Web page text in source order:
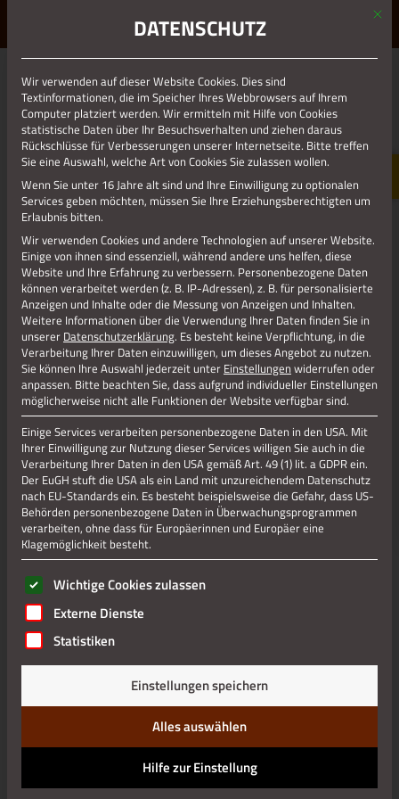
ERLEBE STOLBERG.ERLEBE DICH.
01.01.1970
RESIZE_313X152
Jetzt teilen
Jetzt teilen
Datenschutz
Impressum
Mit
DATENSCHUTZ
Wir verwenden auf dieser Website Cookies. Dies sind
Textinformationen, die im Speicher Ihres Webbrowsers auf Ihrem
Computer platziert werden. Wir ermitteln mit Hilfe von Cookies
statistische Daten über Ihr Besuchsverhalten und ziehen daraus
Rückschlüsse für Verbesserungen unserer Internetseite. Bitte treffen
Sie eine Auswahl, welche Art von Cookies Sie zulassen wollen.
Wenn Sie unter 16 Jahre alt sind und Ihre Einwilligung zu optionalen
Services geben möchten, müssen Sie Ihre Erziehungsberechtigten um
Erlaubnis bitten.
Wir verwenden Cookies und andere Technologien auf unserer Website.
Einige von ihnen sind essenziell, während andere uns helfen, diese
Website und Ihre Erfahrung zu verbessern. Personenbezogene Daten
können verarbeitet werden (z. B. IP-Adressen), z. B. für personalisierte
Anzeigen und Inhalte oder die Messung von Anzeigen und Inhalten.
Weitere Informationen über die Verwendung Ihrer Daten finden Sie in
unserer Datenschutzerklärung. Es besteht keine Verpflichtung, in die
Verarbeitung Ihrer Daten einzuwilligen, um dieses Angebot zu nutzen.
Sie können Ihre Auswahl jederzeit unter Einstellungen widerrufen oder
anpassen. Bitte beachten Sie, dass aufgrund individueller Einstellungen
möglicherweise nicht alle Funktionen der Website verfügbar sind.
Einige Services verarbeiten personenbezogene Daten in den USA. Mit
Ihrer Einwilligung zur Nutzung dieser Services willigen Sie auch in die
Verarbeitung Ihrer Daten in den USA gemäß Art. 49 (1) lit. a GDPR ein.
Der EuGH stuft die USA als ein Land mit unzureichendem Datenschutz
nach EU-Standards ein. Es besteht beispielsweise die Gefahr, dass US-
Behörden personenbezogene Daten in Überwachungsprogrammen
verarbeiten, ohne dass für Europäerinnen und Europäer eine
Klagemöglichkeit besteht.
Es folgt eine Liste der Service-Gruppen, für die eine
Wichtige Cookies zulassen
Externe Dienste
Statistiken
Einstellungen speichern
Alles auswählen
Hilfe zur Einstellung